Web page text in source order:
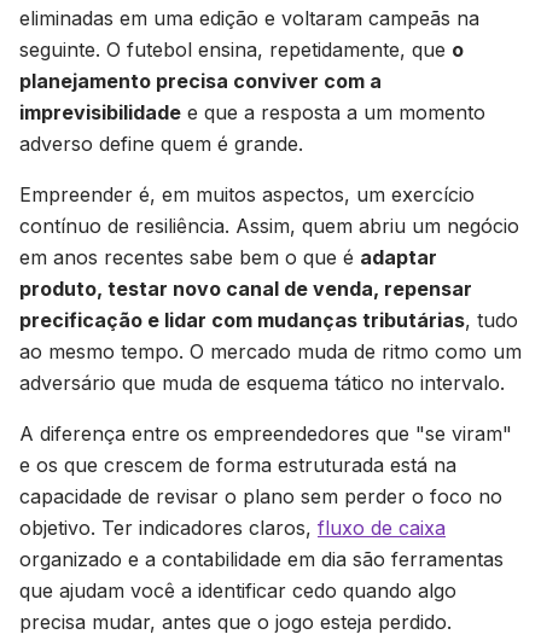
eliminadas em uma edição e voltaram campeãs na
seguinte. O futebol ensina, repetidamente, que o
planejamento precisa conviver com a
imprevisibilidade e que a resposta a um momento
adverso define quem é grande.
Empreender é, em muitos aspectos, um exercício
contínuo de resiliência. Assim, quem abriu um negócio
em anos recentes sabe bem o que é adaptar
produto, testar novo canal de venda, repensar
precificação e lidar com mudanças tributárias, tudo
ao mesmo tempo. O mercado muda de ritmo como um
adversário que muda de esquema tático no intervalo.
A diferença entre os empreendedores que "se viram"
e os que crescem de forma estruturada está na
capacidade de revisar o plano sem perder o foco no
objetivo. Ter indicadores claros, fluxo de caixa
organizado e a contabilidade em dia são ferramentas
que ajudam você a identificar cedo quando algo
precisa mudar, antes que o jogo esteja perdido.